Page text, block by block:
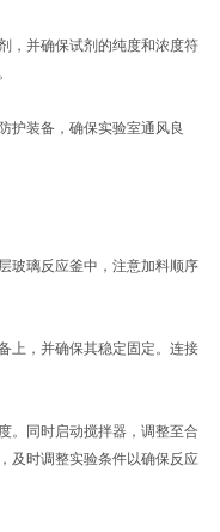
并确保试剂的纯度和浓度符
装备，确保实验室通风良
璃反应釜中，注意加料顺序
，并确保其稳定固定。连接
同时启动搅拌器，调整至合
及时调整实验条件以确保反应